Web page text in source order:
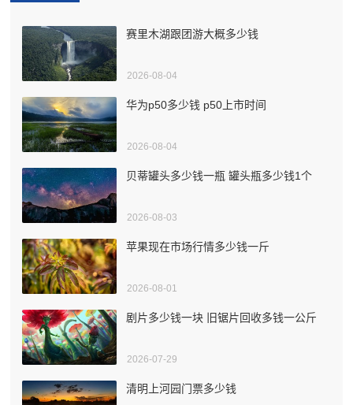
赛里木湖跟团游大概多少钱
2026-08-04
华为p50多少钱 p50上市时间
2026-08-04
贝蒂罐头多少钱一瓶 罐头瓶多少钱1个
2026-08-03
苹果现在市场行情多少钱一斤
2026-08-01
剧片多少钱一块 旧锯片回收多钱一公斤
2026-07-29
清明上河园门票多少钱